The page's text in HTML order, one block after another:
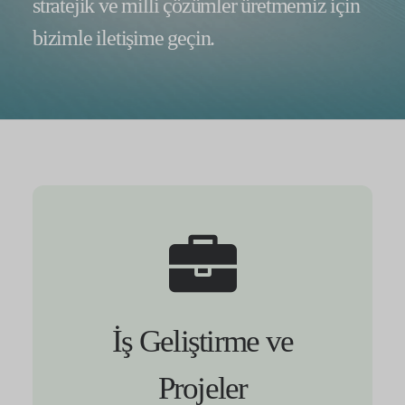
stratejik ve milli çözümler üretmemiz için
bizimle iletişime geçin.
İş Geliştirme ve
Projeler